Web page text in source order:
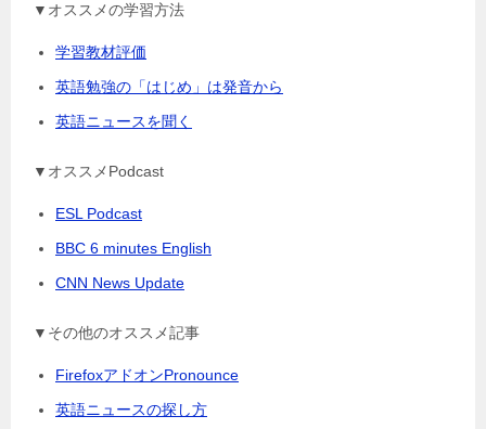
▼オススメの学習方法
学習教材評価
英語勉強の「はじめ」は発音から
英語ニュースを聞く
▼オススメPodcast
ESL Podcast
BBC 6 minutes English
CNN News Update
▼その他のオススメ記事
FirefoxアドオンPronounce
英語ニュースの探し方